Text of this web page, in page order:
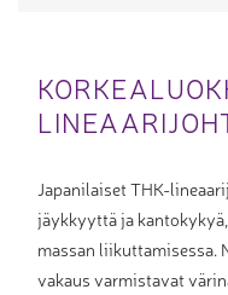
Japanilaiset THK-
jäykkyyttä ja
massan liikuttamisessa.
vakaus varmistavat